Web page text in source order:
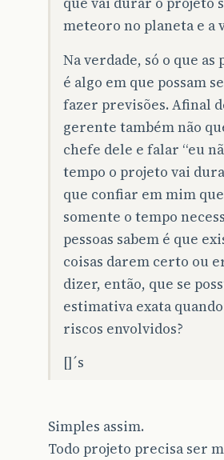
meteoro no planeta e a
Na verdade, só o que as
é algo em que possam
fazer previsões. Afinal
gerente também não
chefe dele e falar “eu
tempo o projeto vai
que confiar em mim
somente o tempo
pessoas sabem é que
coisas darem certo ou
dizer, então, que se
estimativa exata
riscos envolvidos?
[]´s
Simples assim.
Todo projeto precisa ser